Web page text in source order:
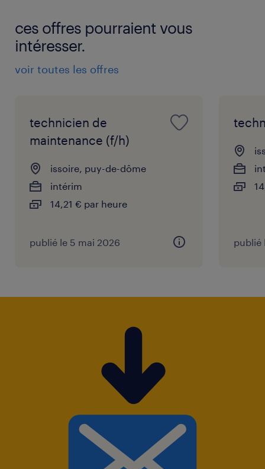
ces offres pourraient vous
intéresser.
voir toutes les offres
technicien de
maintenance (f/h)
issoire, puy-de-dôme
intérim
14,21 € par heure
publié le 5 mai 2026 publié